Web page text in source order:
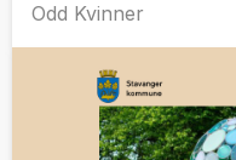
Odd Kvinner